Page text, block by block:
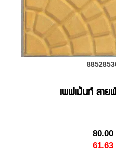
เพฟเม้นท์ ลาย
80.00
61.63